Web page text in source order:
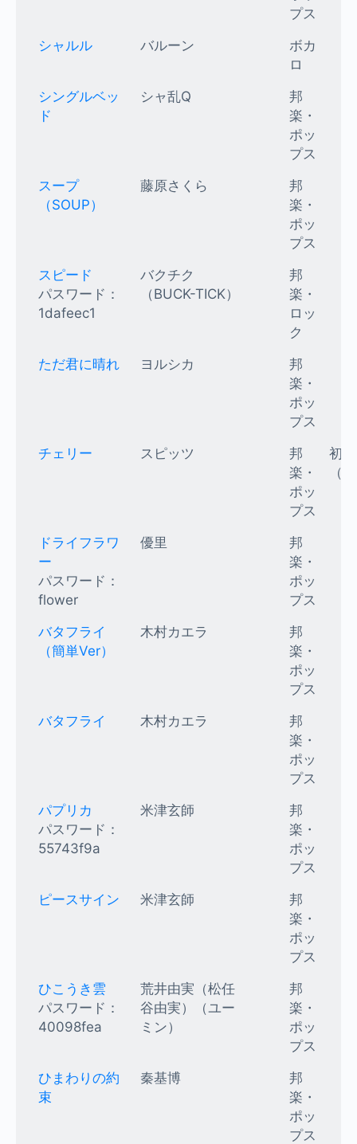
プス
シャルル
バルーン
ボカ
ロ
シングルベッ
ド
シャ乱Q
邦
楽・
ポッ
プス
スープ
（SOUP）
藤原さくら
邦
楽・
ポッ
プス
スピード
パスワード：
1dafeec1
バクチク
（BUCK-TICK）
邦
楽・
ロッ
ク
ただ君に晴れ
ヨルシカ
邦
楽・
ポッ
プス
チェリー
スピッツ
邦
楽・
ポッ
プス
初
（
ドライフラワ
ー
パスワード：
flower
優里
邦
楽・
ポッ
プス
バタフライ
（簡単Ver）
木村カエラ
邦
楽・
ポッ
プス
バタフライ
木村カエラ
邦
楽・
ポッ
プス
パプリカ
パスワード：
55743f9a
米津玄師
邦
楽・
ポッ
プス
ピースサイン
米津玄師
邦
楽・
ポッ
プス
ひこうき雲
パスワード：
40098fea
荒井由実（松任
谷由実）（ユー
ミン）
邦
楽・
ポッ
プス
ひまわりの約
束
秦基博
邦
楽・
ポッ
プス